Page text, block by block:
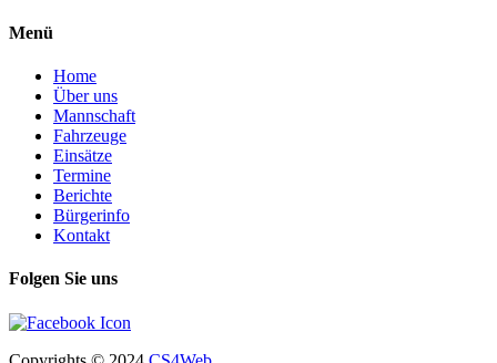
Menü
Home
Über uns
Mannschaft
Fahrzeuge
Einsätze
Termine
Berichte
Bürgerinfo
Kontakt
Folgen Sie uns